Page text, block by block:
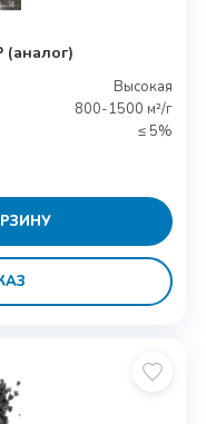
Высокая
800-1500 м²/г
≤ 5%